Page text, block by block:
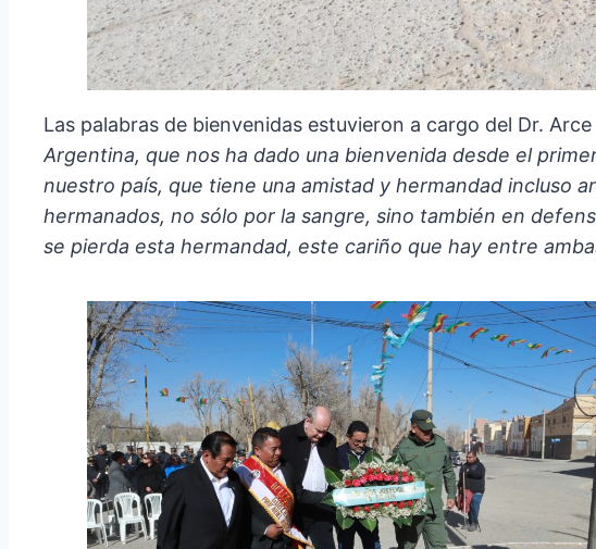
Las palabras de bienvenidas estuvieron a cargo del Dr.
Argentina, que nos ha dado una bienvenida desde el
nuestro país, que tiene una amistad y hermandad incluso
hermanados, no sólo por la sangre, sino también en
se pierda esta hermandad, este cariño que hay entre